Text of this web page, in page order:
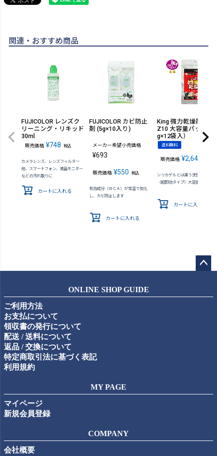
関連・おすすめ商品
FUJICOLOR レンズク
リーニング・リキッド
30ml
販売価格 ¥748 税込
カメラレンズ、レンズフィルター
他、スマートフォン、液晶モニター
などの汚れ取りに
カートに入れる
FUJICOLOR カビ防止
剤 (5g×10入り)
メーカー希望小売価格
¥693
販売価格 ¥550 税込
有効成分（ＢＣＡ）が常温で気化
し、カビ防止します
カートに入れる
King 強力乾燥剤
Z10 大容量パック（
g×12袋入）
送料無料
販売価格 ¥2,640
シリカゲルとは違う次世代の乾燥
（超即効タイプ）大容量パック
カートに入れる
ップ
ONLINE SHOP GUIDE
ご利用方法
お支払について
領収書の発行について
配送 / 送料について
返品 / 交換について
特定商取引法に基づく表記
利用規約
MY PAGE
マイページ
新規会員登録
COMPANY
会社概要